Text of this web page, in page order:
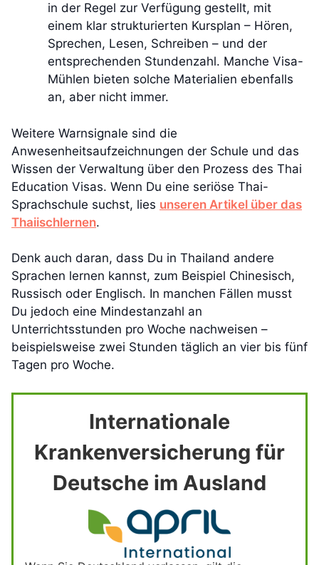
in der Regel zur Verfügung gestellt, mit
einem klar strukturierten Kursplan – Hören,
Sprechen, Lesen, Schreiben – und der
entsprechenden Stundenzahl. Manche Visa-
Mühlen bieten solche Materialien ebenfalls
an, aber nicht immer.
Weitere Warnsignale sind die
Anwesenheitsaufzeichnungen der Schule und das
Wissen der Verwaltung über den Prozess des Thai
Education Visas. Wenn Du eine seriöse Thai-
Sprachschule suchst, lies unseren Artikel über das
Thaiischlernen.
Denk auch daran, dass Du in Thailand andere
Sprachen lernen kannst, zum Beispiel Chinesisch,
Russisch oder Englisch. In manchen Fällen musst
Du jedoch eine Mindestanzahl an
Unterrichtsstunden pro Woche nachweisen –
beispielsweise zwei Stunden täglich an vier bis fünf
Tagen pro Woche.
Internationale
Krankenversicherung für
Deutsche im Ausland